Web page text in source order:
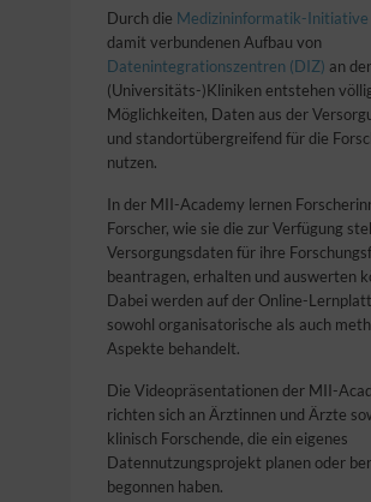
Durch die Medizininformatik-Initiative
damit verbundenen Aufbau von
Datenintegrationszentren (DIZ) an
(Universitäts-)Kliniken entstehen
Möglichkeiten, Daten aus der
und standortübergreifend für die
nutzen.
In der MII-Academy lernen
Forscher, wie sie die zur Verfügung
Versorgungsdaten für ihre
beantragen, erhalten und auswerten
Dabei werden auf der Online-
sowohl organisatorische als auch
Aspekte behandelt.
Die Videopräsentationen der MII-
richten sich an Ärztinnen und Ärzte
klinisch Forschende, die ein eigenes
Datennutzungsprojekt planen oder
begonnen haben.